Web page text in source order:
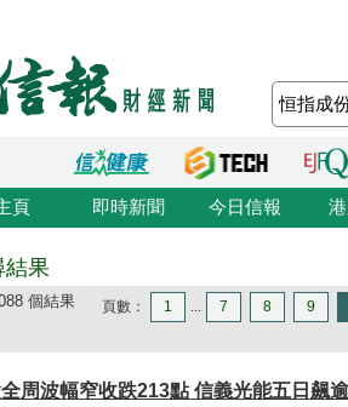
頁 即時新聞 今日信報
結果
個結果 頁數： 1 ... 7 8 9
周波幅窄收跌213點 信義光能五日飆